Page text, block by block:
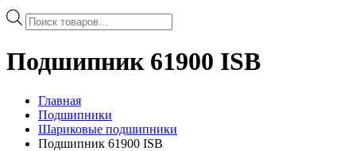
Поиск
товаров
Подшипник 61900 ISB
Главная
Подшипники
Шариковые подшипники
Подшипник 61900 ISB